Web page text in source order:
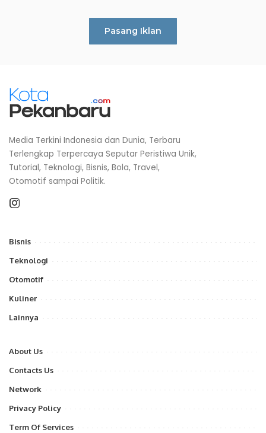
Pasang Iklan
Media Terkini Indonesia dan Dunia, Terbaru
Terlengkap Terpercaya Seputar Peristiwa Unik,
Tutorial, Teknologi, Bisnis, Bola, Travel,
Otomotif sampai Politik.
Bisnis
Teknologi
Otomotif
Kuliner
Lainnya
About Us
Contacts Us
Network
Privacy Policy
Term Of Services